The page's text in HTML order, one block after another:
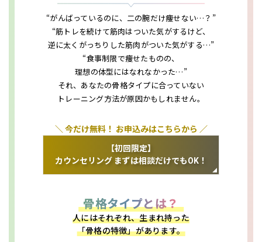
“がんばっているのに、二の腕だけ痩せない…？”
“筋トレを続けて筋肉はついた気がするけど、
逆に太くがっちりした筋肉がついた気がする…”
“食事制限で痩せたものの、
理想の体型にはなれなかった…”
それ、あなたの骨格タイプに合っていない
トレーニング方法が原因かもしれません。
＼ 今だけ無料！ お申込みはこちらから ／
【初回限定】
カウンセリング まずは相談だけでもOK！
骨格タイプとは？
人にはそれぞれ、生まれ持った
「骨格の特徴」があります。